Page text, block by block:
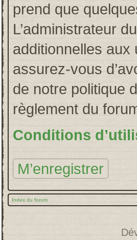
prend que
L’administrateur
additionnelles aux
assurez-vous
de notre politique
règlement du
Conditions
M’enregistrer
Index du forum